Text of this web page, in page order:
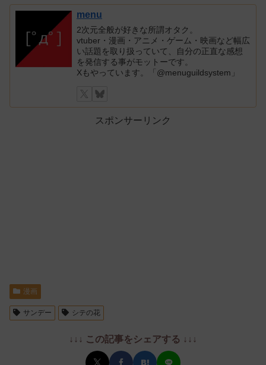
menu
2次元全般が好きな所謂オタク。
vtuber・漫画・アニメ・ゲーム・映画など幅広
い話題を取り扱っていて、自分の正直な感想
を発信する事がモットーです。
Xもやっています。「@menuguildsystem」
スポンサーリンク
漫画
サンデー シテの花
↓↓↓ この記事をシェアする ↓↓↓